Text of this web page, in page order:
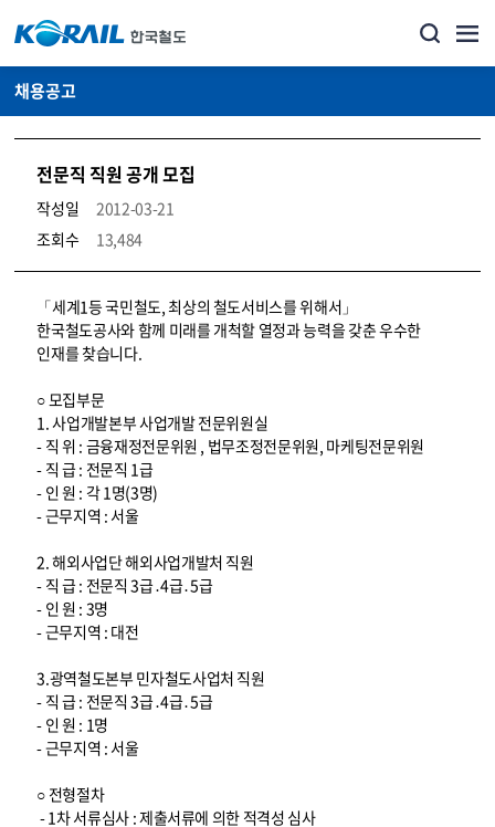
채용공고
전문직 직원 공개 모집
작성일
2012-03-21
조회수
13,484
코레일소개_경영공시_채용공고 상세보기 – 내용, 파일, 담당자 연락처로 구성
「세계1등 국민철도, 최상의 철도서비스를 위해서」
한국철도공사와 함께 미래를 개척할 열정과 능력을 갖춘 우수한
인재를 찾습니다.
○ 모집부문
1. 사업개발본부 사업개발 전문위원실
- 직 위 : 금융재정전문위원 , 법무조정전문위원, 마케팅전문위원
- 직 급 : 전문직 1급
- 인 원 : 각 1명(3명)
- 근무지역 : 서울
2. 해외사업단 해외사업개발처 직원
- 직 급 : 전문직 3급․4급․5급
- 인 원 : 3명
- 근무지역 : 대전
3.광역철도본부 민자철도사업처 직원
- 직 급 : 전문직 3급․4급․5급
- 인 원 : 1명
- 근무지역 : 서울
○ 전형절차
- 1차 서류심사 : 제출서류에 의한 적격성 심사